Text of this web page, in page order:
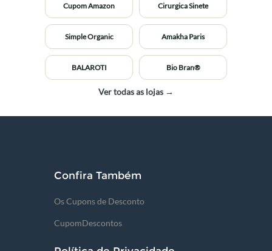
Cupom Amazon Cirurgica Sinete
Simple Organic Amakha Paris
BALAROTI Bio Bran®
Ver todas as lojas →
Confira Também
Os Cupons de Desconto
CupomDescontos